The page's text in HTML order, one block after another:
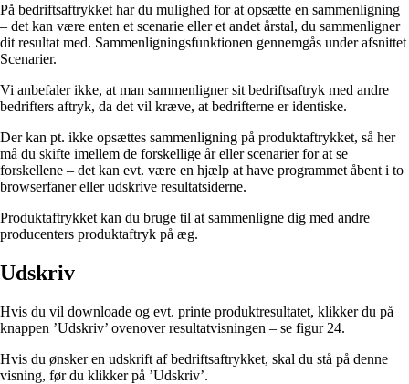
På bedriftsaftrykket har du mulighed for at opsætte en sammenligning
– det kan være enten et scenarie eller et andet årstal, du sammenligner
dit resultat med. Sammenligningsfunktionen gennemgås under afsnittet
Scenarier.
Vi anbefaler ikke, at man sammenligner sit bedriftsaftryk med andre
bedrifters aftryk, da det vil kræve, at bedrifterne er identiske.
Der kan pt. ikke opsættes sammenligning på produktaftrykket, så her
må du skifte imellem de forskellige år eller scenarier for at se
forskellene – det kan evt. være en hjælp at have programmet åbent i to
browserfaner eller udskrive resultatsiderne.
Produktaftrykket kan du bruge til at sammenligne dig med andre
producenters produktaftryk på æg.
Udskriv
Hvis du vil downloade og evt. printe produktresultatet, klikker du på
knappen ’Udskriv’ ovenover resultatvisningen – se figur 24.
Hvis du ønsker en udskrift af bedriftsaftrykket, skal du stå på denne
visning, før du klikker på ’Udskriv’.